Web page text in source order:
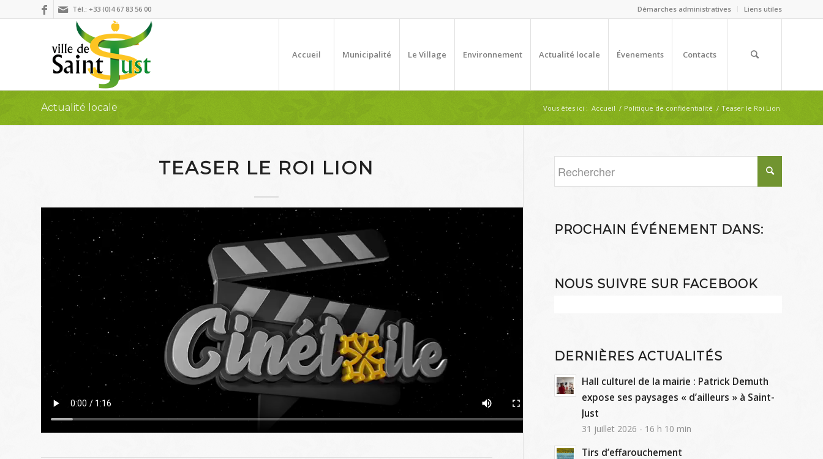
Démarches administratives Liens utiles
Tél.: +33 (0)4 67 83 56 00
Accueil Municipalité Le Village Environnement Actualité locale Évenements Contacts
Actualité locale Vous êtes ici : Accueil / Politique de confidentialité / Teaser le Roi Lion
TEASER LE ROI LION
PROCHAIN ÉVÉNEMENT DANS:
NOUS SUIVRE SUR FACEBOOK
DERNIÈRES ACTUALITÉS
Hall culturel de la mairie : Patrick Demuth
expose ses paysages « d’ailleurs » à Saint-
Just
31 juillet 2026 - 16 h 10 min
Tirs d’effarouchement